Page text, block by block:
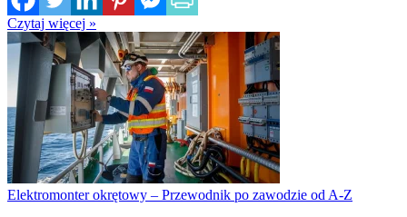
Czytaj więcej »
Elektromonter okrętowy – Przewodnik po zawodzie od A-Z